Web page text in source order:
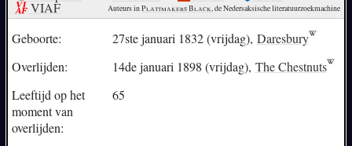
VIAF Auteurs in Plattmakers Black, de Nedersaksische literatuurzoekmachine
Geboorte: 27ste januari 1832 (vrijdag), Daresbury
Overlijden:
14de januari 1898 (vrijdag), The Chestnuts
Leeftijd op het
moment van
overlijden:
65